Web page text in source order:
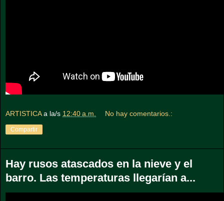
ARTISTICA a la/s 12:40 a.m. No hay comentarios.:
Compartir
Hay rusos atascados en la nieve y el
barro. Las temperaturas llegarían a...